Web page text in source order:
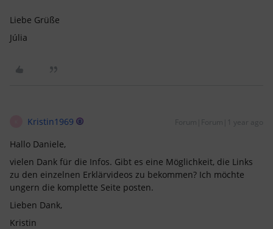
Liebe Grüße
Júlia
Kristin1969 Forum|Forum|1 year ago
Hallo Daniele,
vielen Dank für die Infos. Gibt es eine Möglichkeit, die Links
zu den einzelnen Erklärvideos zu bekommen? Ich möchte
ungern die komplette Seite posten.
Lieben Dank,
Kristin